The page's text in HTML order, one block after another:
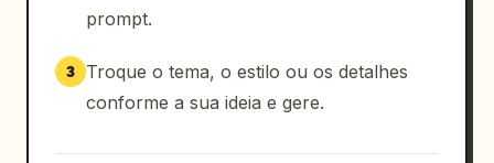
prompt.
3
Troque o tema, o estilo ou os detalhes
conforme a sua ideia e gere.